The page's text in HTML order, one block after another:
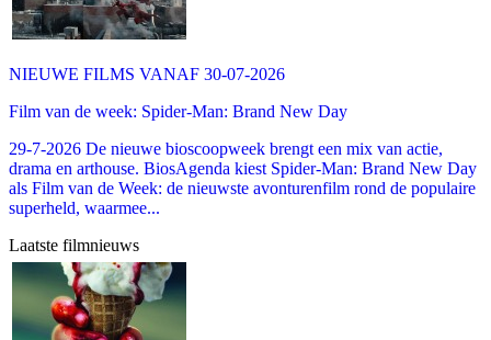
NIEUWE FILMS VANAF 30-07-2026
Film van de week: Spider-Man: Brand New Day
29-7-2026 De nieuwe bioscoopweek brengt een mix van actie,
drama en arthouse. BiosAgenda kiest Spider-Man: Brand New Day
als Film van de Week: de nieuwste avonturenfilm rond de populaire
superheld, waarmee...
Laatste filmnieuws